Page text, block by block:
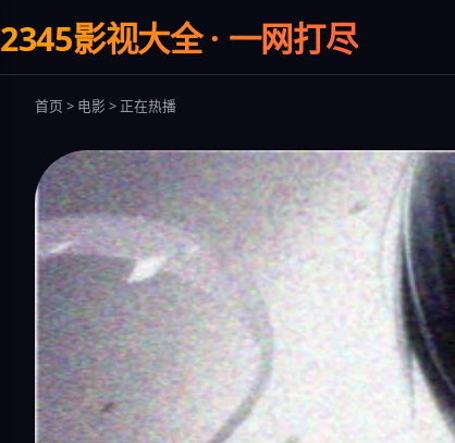
2345影视大全 · 一网打尽
首页 > 电影 > 正在热播